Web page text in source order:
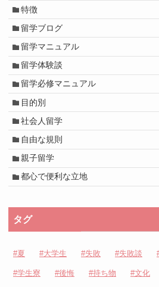
特徴
留学ブログ
留学マニュアル
留学体験談
留学必修マニュアル
目的別
社会人留学
自由な規則
親子留学
都心で便利な立地
タグ
夏 大学生 失敗 失敗談
学生寮 後悔 持ち物 文化